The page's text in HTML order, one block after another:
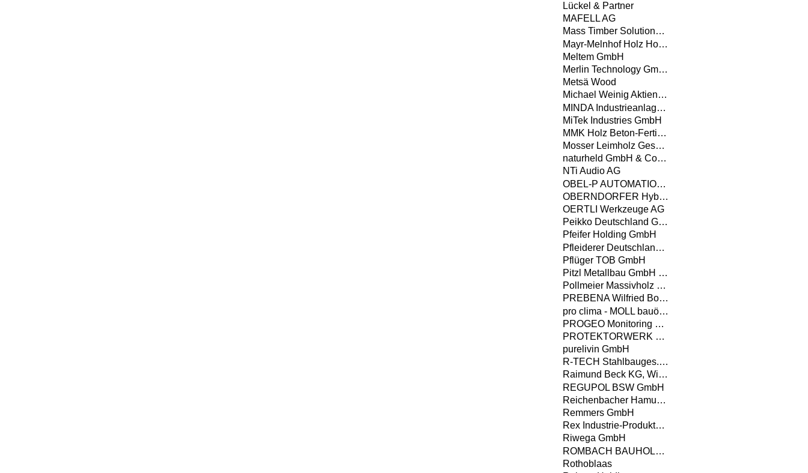
Lückel & Partner
MAFELL AG
Mass Timber Solutions GmbH
Mayr-Melnhof Holz Holding AG
Meltem GmbH
Merlin Technology GmbH
Metsä Wood
Michael Weinig Aktiengesellschaft
MINDA Industrieanlagen GmbH
MiTek Industries GmbH
MMK Holz Beton-Fertigteile GmbH
Mosser Leimholz Gesellschaft m. b. H.
naturheld GmbH & Co. KG
NTi Audio AG
OBEL-P AUTOMATION A/S
OBERNDORFER Hybrid Systems GmbH
OERTLI Werkzeuge AG
Peikko Deutschland GmbH
Pfeifer Holding GmbH
Pfleiderer Deutschland GmbH
Pflüger TOB GmbH
Pitzl Metallbau GmbH & Co. KG
Pollmeier Massivholz GmbH & Co.KG
PREBENA Wilfried Bornemann GmbH & Co. KG
pro clima - MOLL bauökologische Produkte GmbH
PROGEO Monitoring GmbH & Co. KG
PROTEKTORWERK Florenz Maisch GmbH & Co.KG
purelivin GmbH
R-TECH Stahlbauges.m.b.H.
Raimund Beck KG, Wire-Staples-Company
REGUPOL BSW GmbH
Reichenbacher Hamuel GmbH
Remmers GmbH
Rex Industrie-Produkte Graf von Rex GmbH
Riwega GmbH
ROMBACH BAUHOLZ + ABBUND GMBH
Rothoblaas